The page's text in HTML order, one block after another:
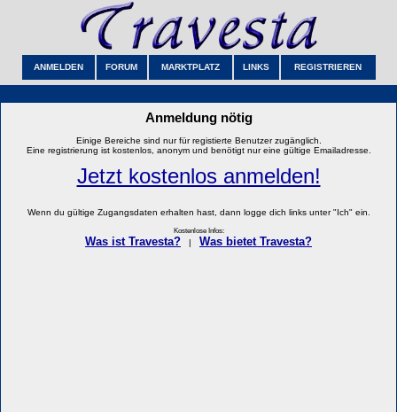
ANMELDEN FORUM MARKTPLATZ LINKS REGISTRIEREN
Anmeldung nötig
Einige Bereiche sind nur für registierte Benutzer zugänglich.
Eine registrierung ist kostenlos, anonym und benötigt nur eine gültige Emailadresse.
Jetzt kostenlos anmelden!
Wenn du gültige Zugangsdaten erhalten hast, dann logge dich links unter "Ich" ein.
Kostenlose Infos:
Was ist Travesta? Was bietet Travesta?